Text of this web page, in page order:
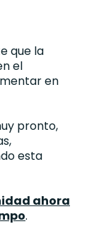
que la
el
en
pronto,
esta
ahora
.